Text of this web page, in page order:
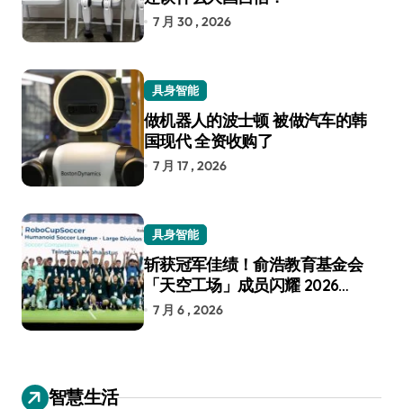
7 月 30 , 2026
具身智能
做机器人的波士顿 被做汽车的韩
国现代 全资收购了
7 月 17 , 2026
具身智能
斩获冠军佳绩！俞浩教育基金会
「天空工场」成员闪耀 2026
RoboCup 机器人世界杯
7 月 6 , 2026
智慧生活